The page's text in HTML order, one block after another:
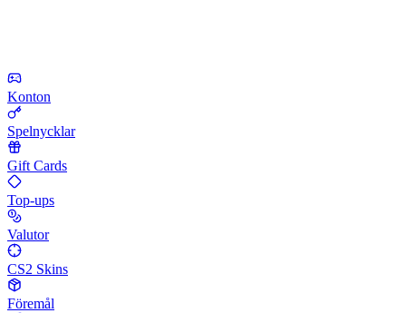
Konton
Spelnycklar
Gift Cards
Top-ups
Valutor
CS2 Skins
Föremål